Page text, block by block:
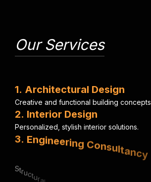
Our Services
1. Architectural Design
Creative and functional building concepts
2. Interior Design
Personalized, stylish interior solutions.
3. Engineering C
l & echanical e xpert
4. Urb